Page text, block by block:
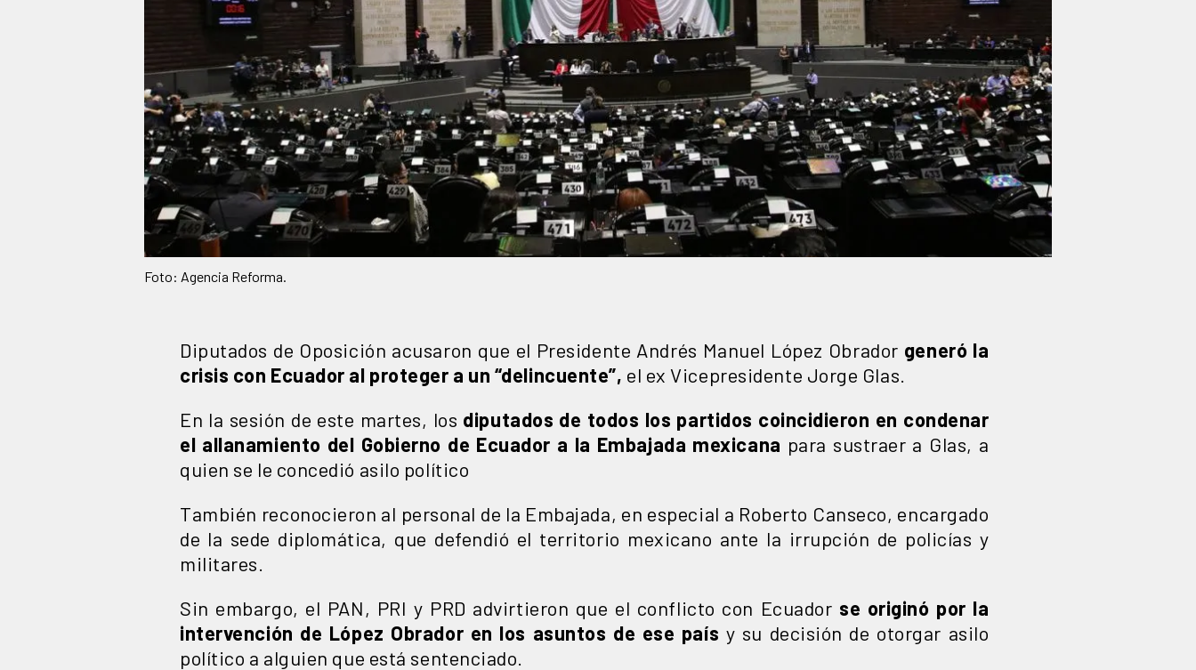
Foto: Agencia Reforma.
Diputados de Oposición acusaron que el Presidente Andrés Manuel López Obrador generó la
crisis con Ecuador al proteger a un “delincuente”, el ex Vicepresidente Jorge Glas.
En la sesión de este martes, los diputados de todos los partidos coincidieron en condenar
el allanamiento del Gobierno de Ecuador a la Embajada mexicana para sustraer a Glas, a
quien se le concedió asilo político
También reconocieron al personal de la Embajada, en especial a Roberto Canseco, encargado
de la sede diplomática, que defendió el territorio mexicano ante la irrupción de policías y
militares.
Sin embargo, el PAN, PRI y PRD advirtieron que el conflicto con Ecuador se originó por la
intervención de López Obrador en los asuntos de ese país y su decisión de otorgar asilo
político a alguien que está sentenciado.